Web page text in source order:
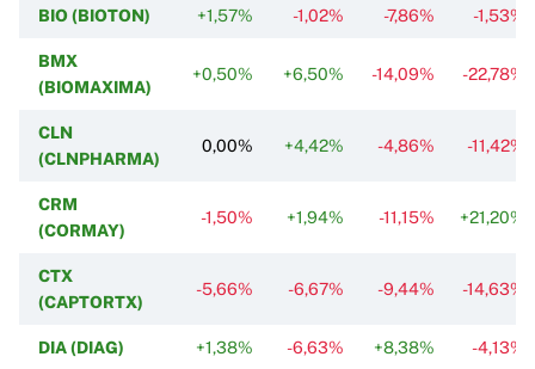
BIO (BIOTON) +1,57% -1,02% -7,86% -1,53%
BMX
(BIOMAXIMA)
+0,50% +6,50% -14,09% -22,78%
CLN
(CLNPHARMA)
0,00% +4,42% -4,86% -11,42%
CRM
(CORMAY)
-1,50% +1,94% -11,15% +21,20%
CTX
(CAPTORTX)
-5,66% -6,67% -9,44% -14,63%
DIA (DIAG) +1,38% -6,63% +8,38% -4,13%